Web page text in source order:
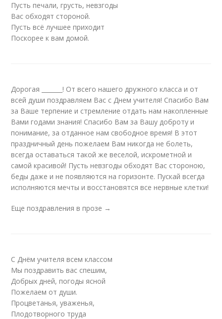
Пусть печали, грусть, невзгоды
Вас обходят стороной.
Пусть всё лучшее приходит
Поскорее к вам домой.
Дорогая _______! От всего нашего дружного класса и от
всей души поздравляем Вас с Днем учителя! Спасибо Вам
за Ваше терпение и стремление отдать нам накопленные
Вами годами знания! Спасибо Вам за Вашу доброту и
понимание, за отданное нам свободное время! В этот
праздничный день пожелаем Вам никогда не болеть,
всегда оставаться такой же веселой, искрометной и
самой красивой! Пусть невзгоды обходят Вас стороною,
беды даже и не появляются на горизонте. Пускай всегда
исполняются мечты и восстановятся все нервные клетки!
Еще поздравления в прозе →
С Днём учителя всем классом
Мы поздравить вас спешим,
Добрых дней, погоды ясной
Пожелаем от души.
Процветанья, уваженья,
Плодотворного труда